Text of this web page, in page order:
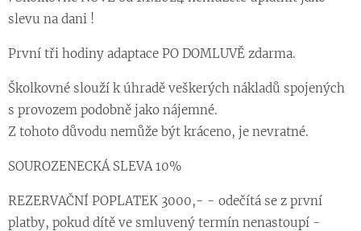
slevu na dani !
První tři hodiny adaptace PO DOMLUVĚ zdarma.
Školkovné slouží k úhradě veškerých nákladů spojených
s provozem podobně jako nájemné.
Z tohoto důvodu nemůže být kráceno, je nevratné.
SOUROZENECKÁ SLEVA 10%
REZERVAČNÍ POPLATEK 3000,- - odečítá se z první
platby, pokud dítě ve smluvený termín nenastoupí -